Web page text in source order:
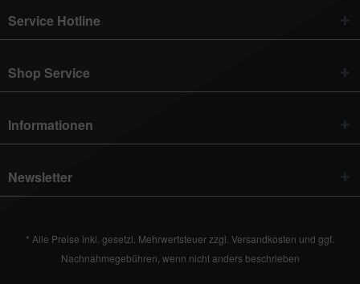
Service Hotline
Shop Service
Informationen
Newsletter
* Alle Preise inkl. gesetzl. Mehrwertsteuer zzgl. Versandkosten und ggf.
Nachnahmegebühren, wenn nicht anders beschrieben